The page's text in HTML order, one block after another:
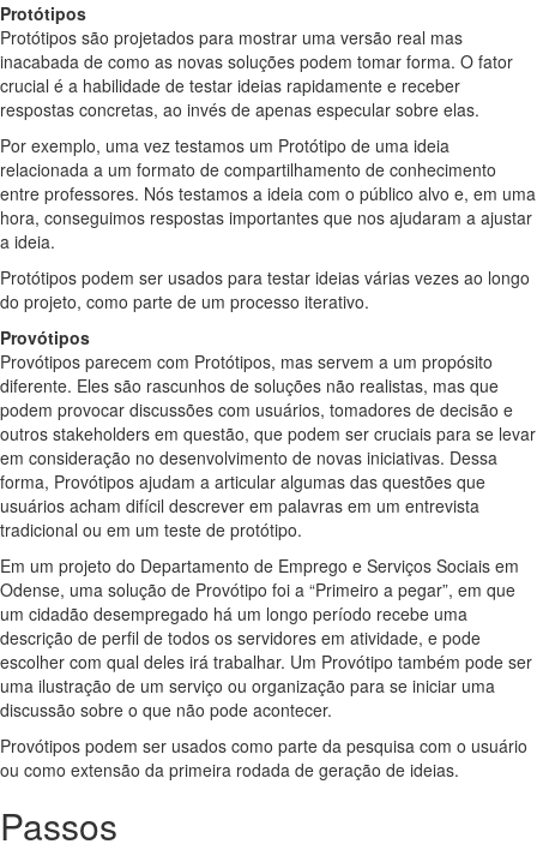
Protótipos
Protótipos são projetados para mostrar uma versão real mas
inacabada de como as novas soluções podem tomar forma. O fator
crucial é a habilidade de testar ideias rapidamente e receber
respostas concretas, ao invés de apenas especular sobre elas.
Por exemplo, uma vez testamos um Protótipo de uma ideia
relacionada a um formato de compartilhamento de conhecimento
entre professores. Nós testamos a ideia com o público alvo e, em uma
hora, conseguimos respostas importantes que nos ajudaram a ajustar
a ideia.
Protótipos podem ser usados para testar ideias várias vezes ao longo
do projeto, como parte de um processo iterativo.
Provótipos
Provótipos parecem com Protótipos, mas servem a um propósito
diferente. Eles são rascunhos de soluções não realistas, mas que
podem provocar discussões com usuários, tomadores de decisão e
outros stakeholders em questão, que podem ser cruciais para se levar
em consideração no desenvolvimento de novas iniciativas. Dessa
forma, Provótipos ajudam a articular algumas das questões que
usuários acham difícil descrever em palavras em um entrevista
tradicional ou em um teste de protótipo.
Em um projeto do Departamento de Emprego e Serviços Sociais em
Odense, uma solução de Provótipo foi a “Primeiro a pegar”, em que
um cidadão desempregado há um longo período recebe uma
descrição de perfil de todos os servidores em atividade, e pode
escolher com qual deles irá trabalhar. Um Provótipo também pode ser
uma ilustração de um serviço ou organização para se iniciar uma
discussão sobre o que não pode acontecer.
Provótipos podem ser usados como parte da pesquisa com o usuário
ou como extensão da primeira rodada de geração de ideias.
Passos